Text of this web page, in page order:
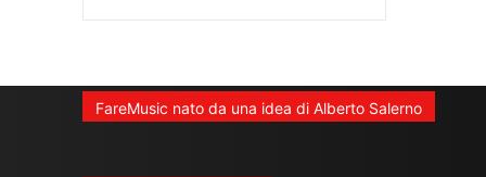
FareMusic nato da una idea di Alberto Salerno